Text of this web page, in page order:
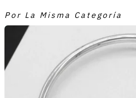
Por La Misma Categoría